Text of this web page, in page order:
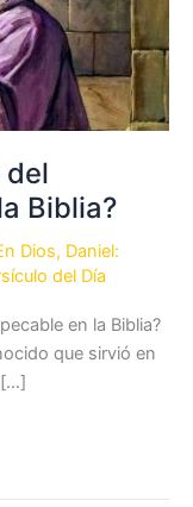
del
Biblia?
Dios, Daniel:
del Día
en la Biblia?
que sirvió en
[…]